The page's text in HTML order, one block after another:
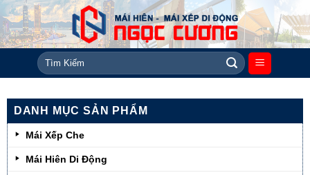
Skip
to
content
Tìm
kiếm:
DANH MỤC SẢN PHẨM
Mái Xếp Che
Mái Hiên Di Động